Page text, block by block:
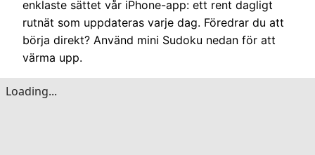
enklaste sättet vår iPhone-app: ett rent dagligt
rutnät som uppdateras varje dag. Föredrar du att
börja direkt? Använd mini Sudoku nedan för att
värma upp.